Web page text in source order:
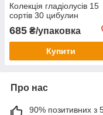
Колекція гладіолусів 15
сортів 30 цибулин
685 ₴/упаковка
Купити
Про нас
90% позитивних з